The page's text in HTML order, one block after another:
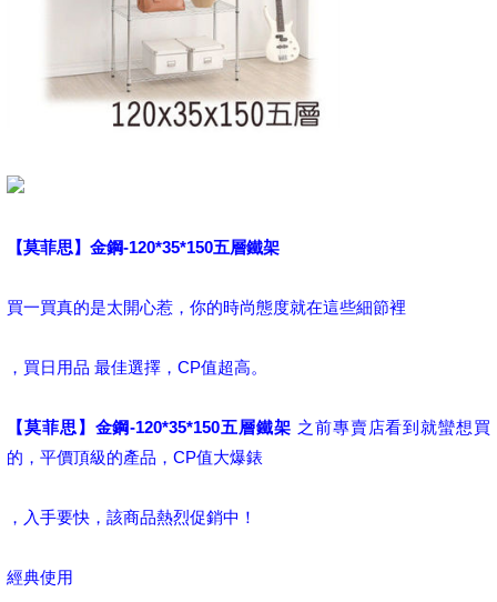
【莫菲思】金鋼-120*35*150五層鐵架
買一買真的是太開心惹，你的時尚態度就在這些細節裡
，買日用品 最佳選擇，CP值超高。
【莫菲思】金鋼-120*35*150五層鐵架 之前專賣店看到就蠻想買
的，平價頂級的產品，CP值大爆錶
，入手要快，該商品熱烈促銷中！
經典使用